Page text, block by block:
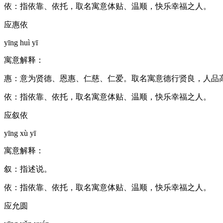
依：指依靠、依托，取名寓意体贴、温顺，快乐幸福之人。
应惠依
yīng huì yī
寓意解释：
惠：意为贤德、恩惠、仁慈、仁爱。取名寓意德行贤良，人品
依：指依靠、依托，取名寓意体贴、温顺，快乐幸福之人。
应叙依
yīng xù yī
寓意解释：
叙：指述说。
依：指依靠、依托，取名寓意体贴、温顺，快乐幸福之人。
应允圆